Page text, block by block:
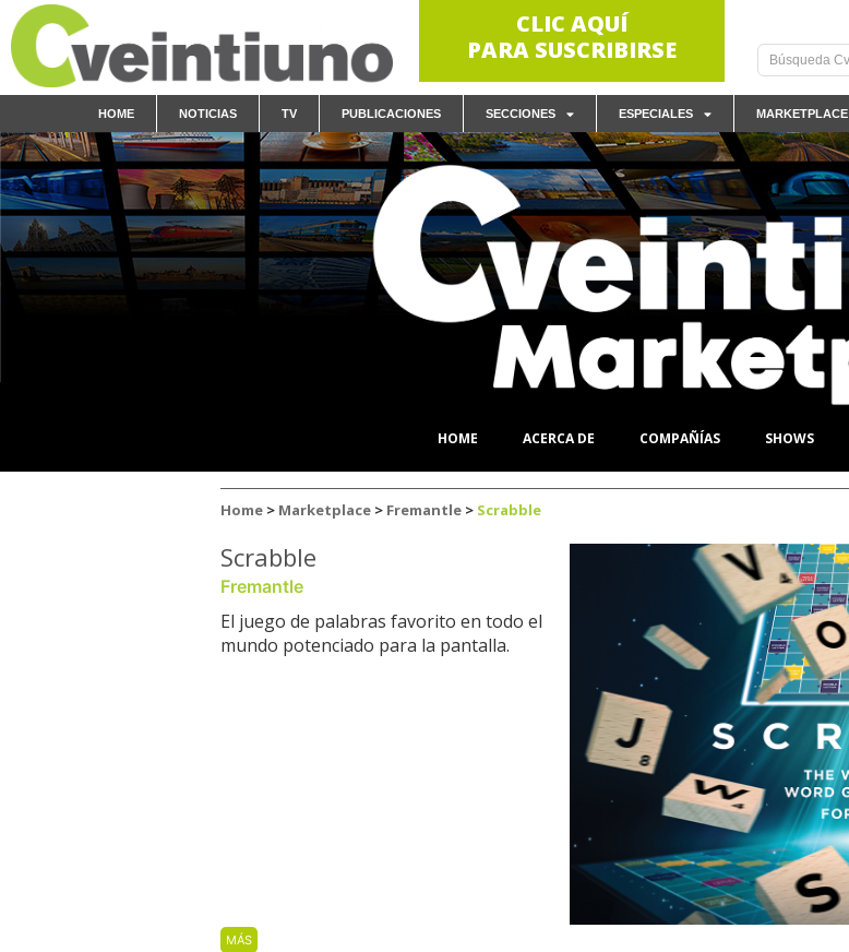
CLIC AQUÍ
PARA SUSCRIBIRSE
HOME NOTICIAS TV PUBLICACIONES SECCIONES ESPECIALES MARKETPLACE
HOME ACERCA DE COMPAÑÍAS SHOWS
Home > Marketplace > Fremantle > Scrabble
Scrabble
Fremantle
El juego de palabras favorito en todo el
mundo potenciado para la pantalla.
MÁS